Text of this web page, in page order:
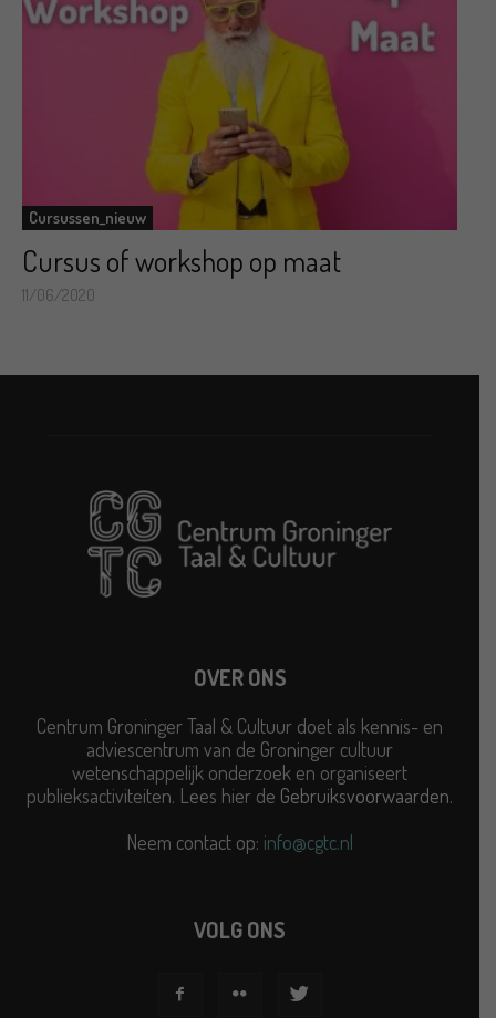
Cursussen_nieuw
Cursus of workshop op maat
11/06/2020
OVER ONS
Centrum Groninger Taal & Cultuur doet als kennis- en
adviescentrum van de Groninger cultuur
wetenschappelijk onderzoek en organiseert
publieksactiviteiten. Lees hier de Gebruiksvoorwaarden.
Neem contact op: info@cgtc.nl
VOLG ONS